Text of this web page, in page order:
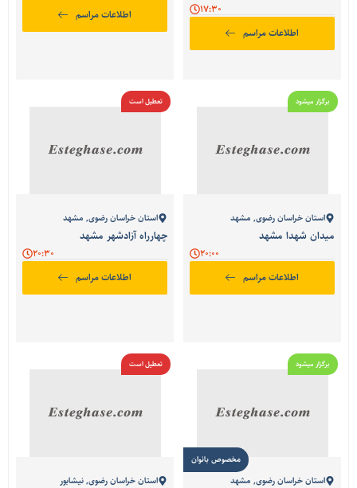
17:30
اطلاعات مراسم
اطلاعات مراسم
برگزار میشود
استان خراسان رضوی,مشهد
میدان شهدا مشهد
اطلاعات مراسم
تعطیل است
استان خراسان رضوی,مشهد
چهارراه آزادشهر مشهد
20:30
اطلاعات مراسم
برگزار میشود
استان خراسان رضوی,مشهد
مخصوص بانوان
تعطیل است
استان خراسان رضوی,نیشابور